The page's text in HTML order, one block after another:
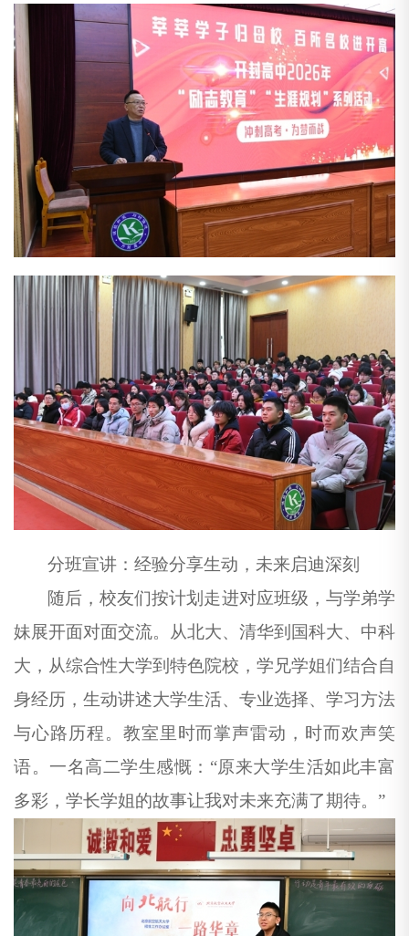
分班宣讲：经验分享生动，未来启迪深刻
随后，校友们按计划走进对应班级，与学弟学
妹展开面对面交流。从北大、清华到国科大、中科
大，从综合性大学到特色院校，学 兄学姐们结合自
身经历，生动讲述大学生活、专业选择、学习方法
与心路历程。教室里时而掌声雷动，时而欢声笑
语。一名高二学生感慨： “原来大学生活如此丰富
多彩，学长学姐的故事让我对未来充满了期待。”